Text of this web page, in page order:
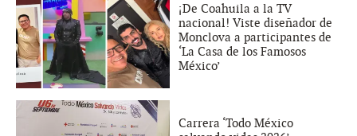
¡De Coahuila a la TV
nacional! Viste diseñador de
Monclova a participantes de
‘La Casa de los Famosos
México’
Carrera ‘Todo México